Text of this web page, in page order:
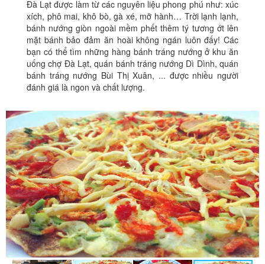
Đà Lạt được làm từ các nguyên liệu phong phú như: xúc
xích, phô mai, khô bò, gà xé, mỡ hành… Trời lạnh lạnh,
bánh nướng giòn ngoài mềm phết thêm tý tương ớt lên
mặt bánh bảo đảm ăn hoài không ngán luôn đấy! Các
bạn có thể tìm những hàng bánh tráng nướng ở khu ăn
uống chợ Đà Lạt, quán bánh tráng nướng Dì Dình, quán
bánh tráng nướng Bùi Thị Xuân, ... được nhiều người
đánh giá là ngon và chất lượng.